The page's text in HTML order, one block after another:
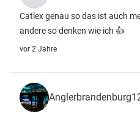
Catlex genau so das ist auch
andere so denken wie ich 👍
vor 2 Jahre